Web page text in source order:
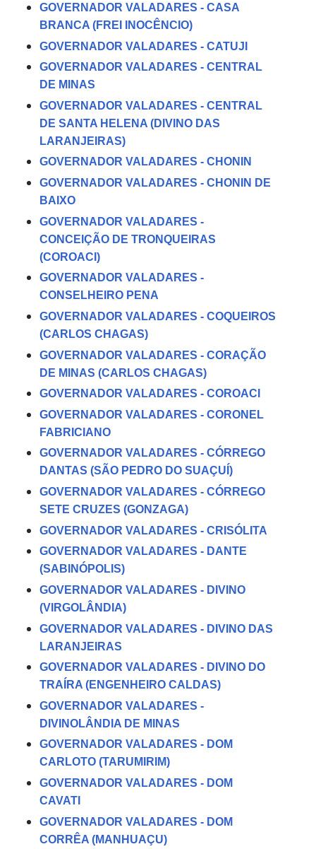
GOVERNADOR VALADARES - CASA
BRANCA (FREI INOCÊNCIO)
GOVERNADOR VALADARES - CATUJI
GOVERNADOR VALADARES - CENTRAL
DE MINAS
GOVERNADOR VALADARES - CENTRAL
DE SANTA HELENA (DIVINO DAS
LARANJEIRAS)
GOVERNADOR VALADARES - CHONIN
GOVERNADOR VALADARES - CHONIN DE
BAIXO
GOVERNADOR VALADARES -
CONCEIÇÃO DE TRONQUEIRAS
(COROACI)
GOVERNADOR VALADARES -
CONSELHEIRO PENA
GOVERNADOR VALADARES - COQUEIROS
(CARLOS CHAGAS)
GOVERNADOR VALADARES - CORAÇÃO
DE MINAS (CARLOS CHAGAS)
GOVERNADOR VALADARES - COROACI
GOVERNADOR VALADARES - CORONEL
FABRICIANO
GOVERNADOR VALADARES - CÓRREGO
DANTAS (SÃO PEDRO DO SUAÇUÍ)
GOVERNADOR VALADARES - CÓRREGO
SETE CRUZES (GONZAGA)
GOVERNADOR VALADARES - CRISÓLITA
GOVERNADOR VALADARES - DANTE
(SABINÓPOLIS)
GOVERNADOR VALADARES - DIVINO
(VIRGOLÂNDIA)
GOVERNADOR VALADARES - DIVINO DAS
LARANJEIRAS
GOVERNADOR VALADARES - DIVINO DO
TRAÍRA (ENGENHEIRO CALDAS)
GOVERNADOR VALADARES -
DIVINOLÂNDIA DE MINAS
GOVERNADOR VALADARES - DOM
CARLOTO (TARUMIRIM)
GOVERNADOR VALADARES - DOM
CAVATI
GOVERNADOR VALADARES - DOM
CORRÊA (MANHUAÇU)